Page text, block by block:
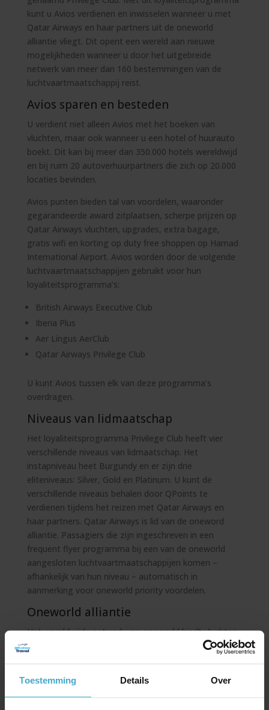
Toestemming Details Over
kunt u Avios verdienen en inwisselen wanneer u met
Qatar Airways en haar partners uit de oneworld
alliantie vliegt. Dit opent een wereld aan nieuwe
mogelijkheden wanneer u door het uitgebreide
netwerk van meer dan 160 bestemmingen van de
luchtvaartmaatschappij reist.
Avios sparen en besteden
U verdient niet alleen Avios met het boeken van
vluchten, maar ook wanneer u een hotel of huurauto
boekt. Dit kan bij meer dan 350.000 hotels wereldwijd
en bij ruim 20 autoverhuurpartners die zich op 20.000
locaties bevinden.
Avios punten bieden tal van voordelen, waaronder
gegarandeerde award zitplaatsen, scherpe prijzen op
Qatar Airways vluchten, upgrades, extra bagage,
gratis wifi en korting op duty free shoppen op Hamad
International Airport. Avios worden door de volgende
luchtvaartmaatschappijen gebruikt voor hun
loyaliteitsprogramma’s:
British Airways Executive Club
Iberia Plus
Aer Lingus AerClub
Qatar Airways Privilege Club
U kunt Avios tussen elk van deze programma’s
overdragen.
Niveaus van lidmaatschap
Het loyaliteitsprogramma Privilege Club heeft vier
verschillende niveaus van lidmaatschap. Het
instapniveau heet Burgundy en er zijn drie
eliteniveaus: Silver, Gold en Platinum. U kunt de
verschillende niveaus behalen door QPoints te
verdienen tijdens het reizen met Qatar Airways en
haar partners. Qatar Airways is lid van de oneword
alliantie. Passagiers die zijn ingeschreven in een
frequent flyer programma bij een van de oneworld
aangesloten luchtvaartmaatschappijen komen –
afhankelijk van hun niveau – automatisch in
aanmerking voor oneworld priority voordelen.
Oneworld alliantie
Het wereldwijde netwerk van oneworld biedt vluchten
naar meer dan 900 bestemmingen in 170 gebieden. In
Malaysia Airlines en Iberia.